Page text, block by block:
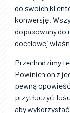
do swoich
konwersję.
dopasowany do
docelowej
Przechodzimy
Powinien on z
pewną
przytłoczyć
aby